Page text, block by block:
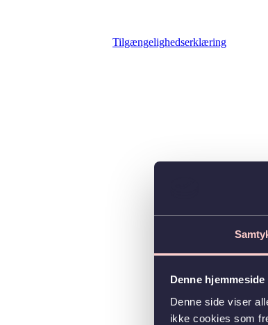
Denne
Denne side viser
ikke cookies som
Tilgængelighedserklæring